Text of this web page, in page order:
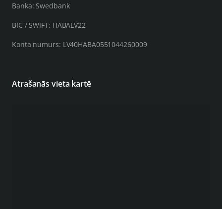
Banka: Swedbank
BIC / SWIFT: HABALV22
Konta numurs: LV40HABA0551044260009
Atrašanās vieta kartē